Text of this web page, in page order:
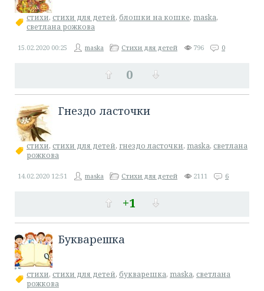
стихи, стихи для детей, блошки на кошке, maska,
светлана рожкова
0
15.02.2020 00:25 maska Стихи для детей 796 0
​Гнездо ласточки
стихи, стихи для детей, гнездо ласточки, maska, светлана
рожкова
+1
14.02.2020 12:51 maska Стихи для детей 2111 6
​Букварешка
стихи, стихи для детей, букварешка, maska, светлана
рожкова